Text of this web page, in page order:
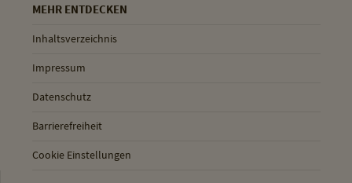
MEHR ENTDECKEN
Inhaltsverzeichnis
Impressum
Datenschutz
Barrierefreiheit
Cookie Einstellungen